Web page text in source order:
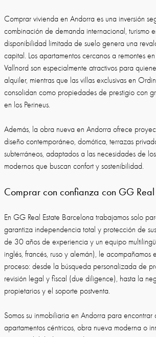
Comprar vivienda en Andorra es una inversión
combinación de demanda internacional, turismo
disponibilidad limitada de suelo genera una
capital. Los apartamentos cercanos a remontes
Vallnord son especialmente atractivos para
alquiler, mientras que las villas exclusivas en
consolidan como propiedades de prestigio con
en los Perineus.
Además, la obra nueva en Andorra ofrece
diseño contemporáneo, domótica, terrazas
subterráneos, adaptados a las necesidades de
modernos que buscan confort y sostenibilidad.
Comprar con confianza con GG Real
En GG Real Estate Barcelona trabajamos solo
garantiza independencia total y protección de
de 30 años de experiencia y un equipo
inglés, francés, ruso y alemán), le acompañamos
proceso: desde la búsqueda personalizada de
revisión legal y fiscal (due diligence), hasta la
propietarios y el soporte postventa.
Somos su inmobiliaria en Andorra para encontrar
apartamentos céntricos, obra nueva moderna o